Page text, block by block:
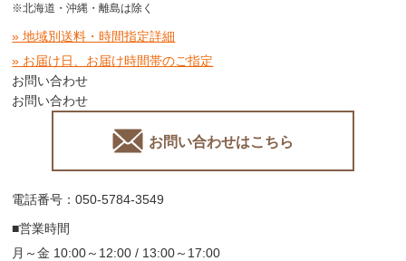
※北海道・沖縄・離島は除く
» 地域別送料・時間指定詳細
» お届け日、お届け時間帯のご指定
お問い合わせ
お問い合わせ
お問い合わせはこちら
電話番号：050-5784-3549
■営業時間
月～金 10:00～12:00 / 13:00～17:00